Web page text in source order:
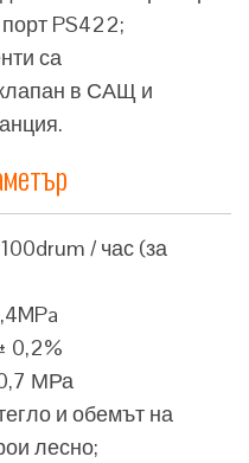
PS422;
са
в САЩ и
/ час (за
0,2%
МРа
и обемът на
лесно;